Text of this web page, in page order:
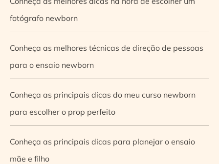
fotógrafo newborn
Conheça as melhores técnicas de direção de pessoas
para o ensaio newborn
Conheça as principais dicas do meu curso newborn
para escolher o prop perfeito
Conheça as principais dicas para planejar o ensaio
mãe e filho